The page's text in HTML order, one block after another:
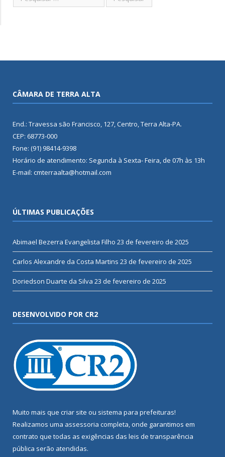
CÂMARA DE TERRA ALTA
End.: Travessa são Francisco, 127, Centro, Terra Alta-PA.
CEP: 68773-000
Fone: (91) 98414-9398
Horário de atendimento: Segunda à Sexta- Feira, de 07h às 13h
E-mail: cmterraalta@hotmail.com
ÚLTIMAS PUBLICAÇÕES
Abimael Bezerra Evangelista Filho 23 de fevereiro de 2025
Carlos Alexandre da Costa Martins 23 de fevereiro de 2025
Doriedson Duarte da Silva 23 de fevereiro de 2025
DESENVOLVIDO POR CR2
Muito mais que criar site ou sistema para prefeituras!
Realizamos uma assessoria completa, onde garantimos em
contrato que todas as exigências das leis de transparência
pública serão atendidas.